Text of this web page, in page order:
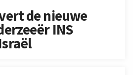
de nieuwe
INS